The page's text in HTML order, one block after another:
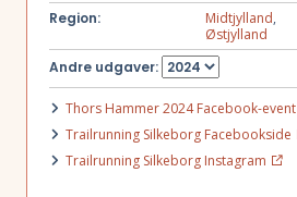
Region:
Midtjylland,
Østjylland
Andre udgaver:
Thors Hammer 2024 Facebook-event
Trailrunning Silkeborg Facebookside
Trailrunning Silkeborg Instagram